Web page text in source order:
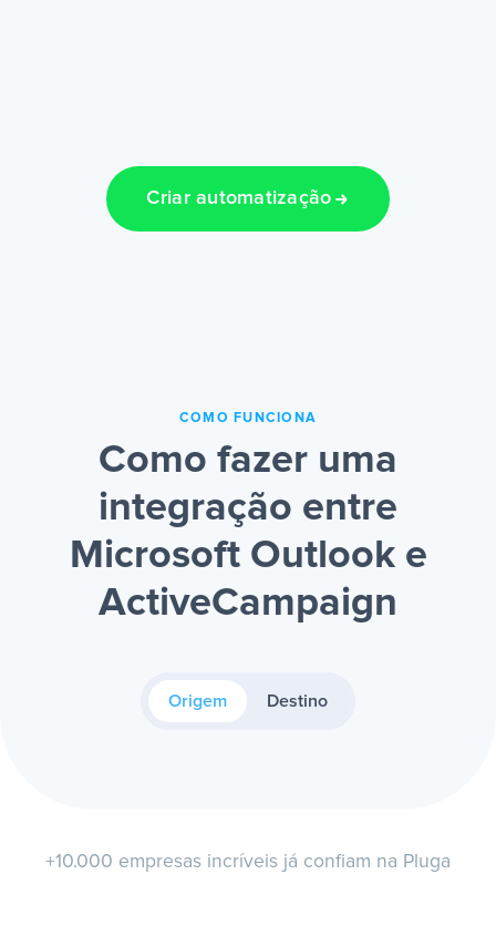
Criar automatização
COMO FUNCIONA
Como fazer uma
integração entre
Microsoft Outlook e
ActiveCampaign
Origem Destino
+10.000 empresas incríveis já confiam na Pluga